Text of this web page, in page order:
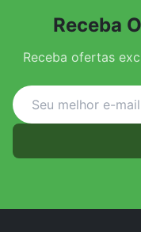
Receba
Receba ofertas